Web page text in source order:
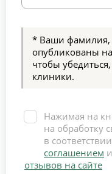
* Ваши фамилия,
опубликованы
чтобы
клиники.
Нажимая на
на обработку
в
соглашением и
отзывов на сайте